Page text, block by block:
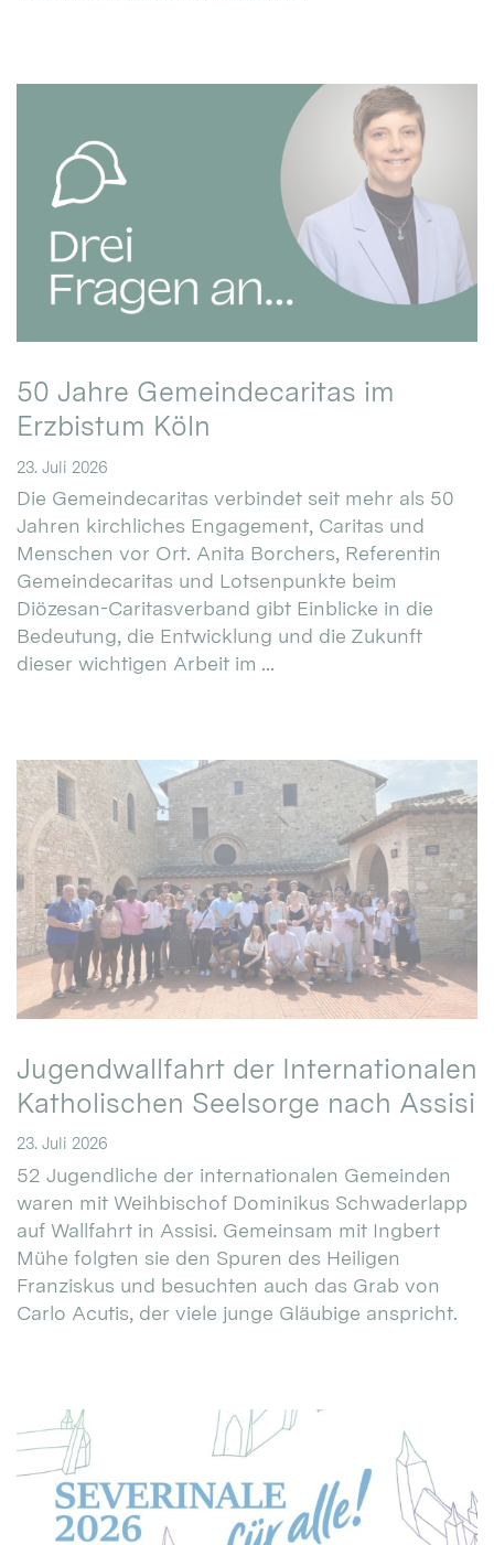
50 Jahre Gemeindecaritas im
Erzbistum Köln
23. Juli 2026
Die Gemeindecaritas verbindet seit mehr als 50
Jahren kirchliches Engagement, Caritas und
Menschen vor Ort. Anita Borchers, Referentin
Gemeindecaritas und Lotsenpunkte beim
Diözesan-Caritasverband gibt Einblicke in die
Bedeutung, die Entwicklung und die Zukunft
dieser wichtigen Arbeit im ...
Jugendwallfahrt der Internationalen
Katholischen Seelsorge nach Assisi
23. Juli 2026
52 Jugendliche der internationalen Gemeinden
waren mit Weihbischof Dominikus Schwaderlapp
auf Wallfahrt in Assisi. Gemeinsam mit Ingbert
Mühe folgten sie den Spuren des Heiligen
Franziskus und besuchten auch das Grab von
Carlo Acutis, der viele junge Gläubige anspricht.